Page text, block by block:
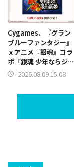
Cygames、『グラン
ブルーファンタジー』
ｘアニメ『銀魂』コラ
ボ「銀魂 少年ならジャ
ンプの裏表紙までちゃ
2026.08.09 15:08